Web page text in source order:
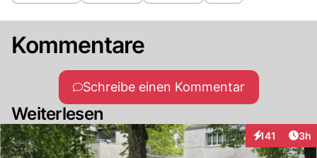
Kommentare
Schreibe einen Kommentar
Weiterlesen
141
Interaktionen
3h